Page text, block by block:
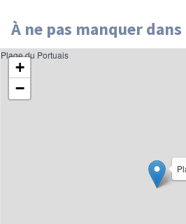
À ne pas manquer
+
−
Plage du Portuais